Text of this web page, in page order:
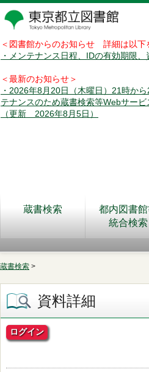
＜図書館からのお知らせ 詳細は以下
・メンテナンス日程、IDの有効期限
＜最新のお知らせ＞
・2026年8月20日（木曜日）21時か
テナンスのため蔵書検索等Webサービ
（更新 2026年8月5日）
蔵書検索
都内図書
統合検索
蔵書検索 >
資料詳細
ログイン